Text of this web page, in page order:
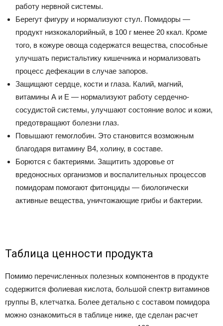
работу нервной системы.
Берегут фигуру и нормализуют стул. Помидоры —
продукт низкокалорийный, в 100 г менее 20 ккал. Кроме
того, в кожуре овоща содержатся вещества, способные
улучшать перистальтику кишечника и нормализовать
процесс дефекации в случае запоров.
Защищают сердце, кости и глаза. Калий, магний,
витамины А и Е — нормализуют работу сердечно-
сосудистой системы, улучшают состояние волос и кожи,
предотвращают болезни глаз.
Повышают гемоглобин. Это становится возможным
благодаря витамину В4, холину, в составе.
Борются с бактериями. Защитить здоровье от
вредоносных организмов и воспалительных процессов
помидорам помогают фитонциды — биологически
активные вещества, уничтожающие грибы и бактерии.
Таблица ценности продукта
Помимо перечисленных полезных компонентов в продукте
содержится фолиевая кислота, большой спектр витаминов
группы B, клетчатка. Более детально с составом помидора
можно ознакомиться в таблице ниже, где сделан расчет